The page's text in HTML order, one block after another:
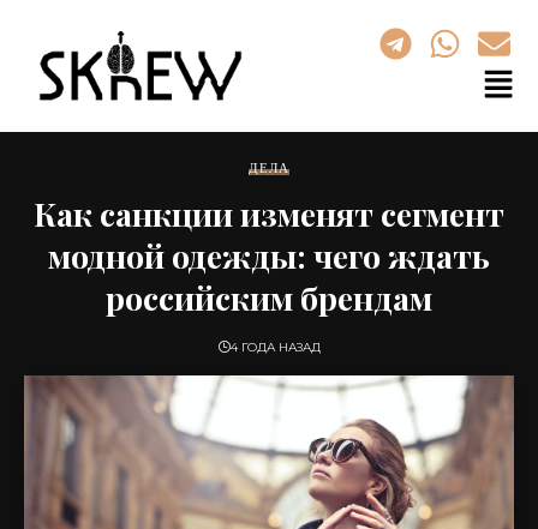
ДЕЛА
Как санкции изменят сегмент
модной одежды: чего ждать
российским брендам
4 ГОДА НАЗАД